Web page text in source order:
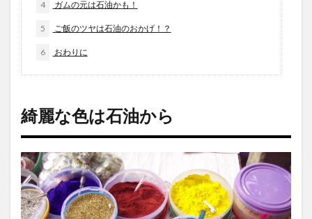
4 ガムの元は石油かも！
5 ご飯のツヤは石油のおかげ！？
6 おわりに
綺麗な色は石油から